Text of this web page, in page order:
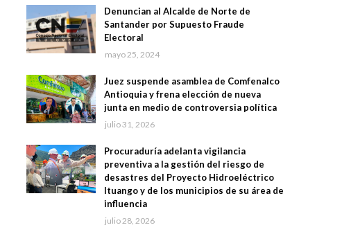
Denuncian al Alcalde de Norte de
Santander por Supuesto Fraude
Electoral
mayo 25, 2024
Juez suspende asamblea de Comfenalco
Antioquia y frena elección de nueva
junta en medio de controversia política
julio 31, 2026
Procuraduría adelanta vigilancia
preventiva a la gestión del riesgo de
desastres del Proyecto Hidroeléctrico
Ituango y de los municipios de su área de
influencia
julio 28, 2026